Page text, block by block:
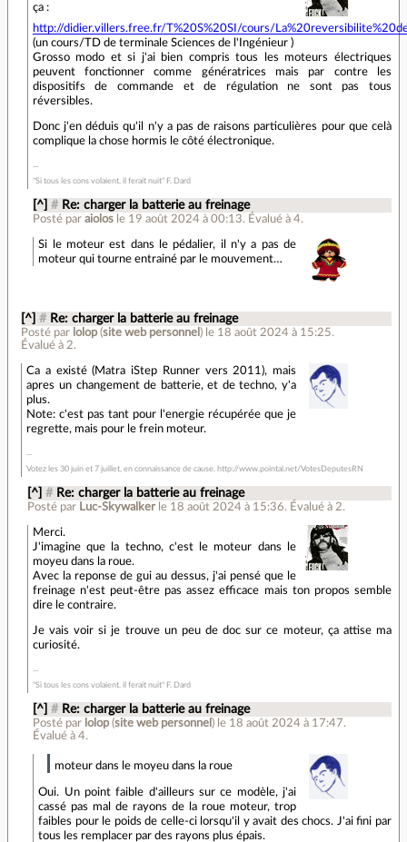
ça :
http://didier.villers.free.fr/T%20S%20SI/cours/
(un cours/TD de terminale Sciences de l'Ingénieur )
Grosso modo et si j'ai bien compris tous les moteurs électriques
peuvent fonctionner comme génératrices mais par contre les
dispositifs de commande et de régulation ne sont pas tous
réversibles.
Donc j'en déduis qu'il n'y a pas de raisons particulières pour que celà
complique la chose hormis le côté électronique.
"Si tous les cons volaient, il ferait nuit" F. Dard
[^] # Re: charger la batterie au freinage
Posté paraiolos le 19 août 2024 à 00:13. Évalué à4.
Si le moteur est dans le pédalier, il n'y a pas de
moteur qui tourne entrainé par le mouvement…
[^] # Re: charger la batterie au freinage
Posté par lolop(site web personnel ) le 18 août 2024 à 15:25.
Évalué à 2.
Ca a existé (Matra iStep Runner vers 2011), mais
apres un changement de batterie, et de techno, y'a
plus.
Note: c'est pas tant pour l'energie récupérée que je
regrette, mais pour le frein moteur.
Votez les 30 juin et 7 juillet, en connaissance de cause. http://www.pointal.net/VotesDeputesRN
[^] # Re: charger la batterie au freinage
Posté par Luc-Skywalker le 18 août 2024 à 15:36. Évalué à 2.
Merci.
J'imagine que la techno, c'est le moteur dans le
moyeu dans la roue.
Avec la reponse de gui au dessus, j'ai pensé que le
freinage n'est peut-être pas assez efficace mais ton propos semble
dire le contraire.
Je vais voir si je trouve un peu de doc sur ce moteur, ça attise ma
curiosité.
"Si tous les cons volaient, il ferait nuit" F. Dard
[^] # Re: charger la batterie au freinage
Posté par lolop(site web personnel ) le 18 août 2024 à 17:47.
Évalué à4.
moteur dans le moyeu dans la roue
Oui. Un point faible d'ailleurs sur ce modèle, j'ai
cassé pas mal de rayons de la roue moteur, trop
faibles pour le poids de celle-ci lorsqu'il y avait des chocs. J'ai fini par
tous les remplacer par des rayons plus épais.